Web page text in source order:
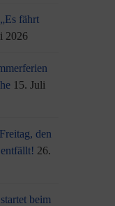
fährt
2026
15. Juli
den
26.
beim